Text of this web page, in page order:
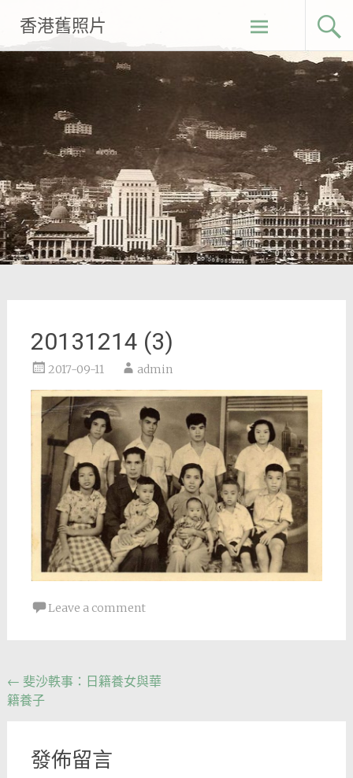
content
香港舊照片
20131214 (3)
2017-09-11 admin
Leave a comment
Post
navigation
← 斐沙軼事：日籍養女與華
籍養子
發佈留言